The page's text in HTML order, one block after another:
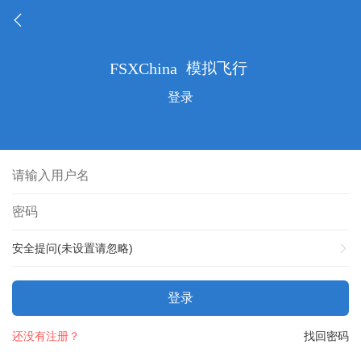
登录
安全提问(未设置请忽略)
登录
找回密码
还没有注册？